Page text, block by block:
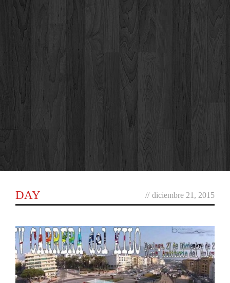
DAY // diciembre 21, 2015